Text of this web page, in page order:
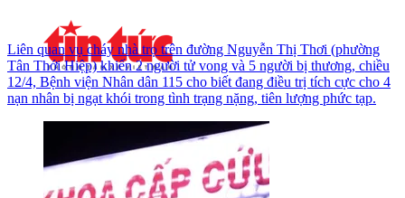
Liên quan vụ cháy nhà trọ trên đường Nguyễn Thị Thơi (phường
Tân Thới Hiệp) khiến 2 người tử vong và 5 người bị thương, chiều
12/4, Bệnh viện Nhân dân 115 cho biết đang điều trị tích cực cho 4
nạn nhân bị ngạt khói trong tình trạng nặng, tiên lượng phức tạp.